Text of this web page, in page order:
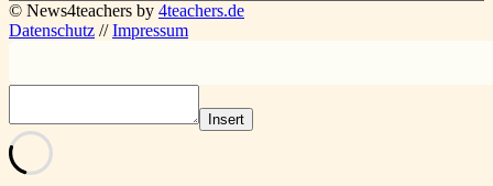
© News4teachers by 4teachers.de
Datenschutz //Impressum
Insert